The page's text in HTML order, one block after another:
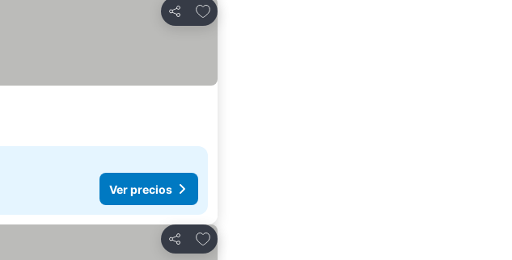
Compartir
Agregar a favoritos
Ver precios
Compartir
Agregar a favoritos